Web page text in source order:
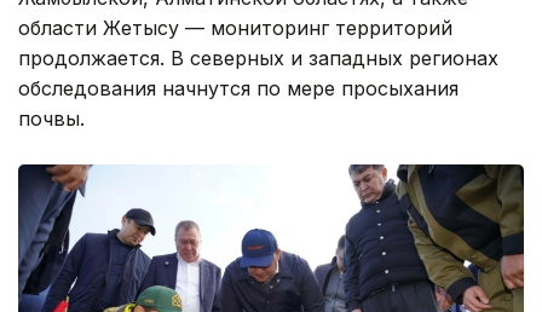
области Жетысу — мониторинг территорий
продолжается. В северных и западных регионах
обследования начнутся по мере просыхания
почвы.